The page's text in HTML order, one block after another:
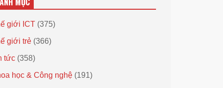
giới ICT (375)
giới trẻ (366)
tức (358)
học & Công nghệ (191)